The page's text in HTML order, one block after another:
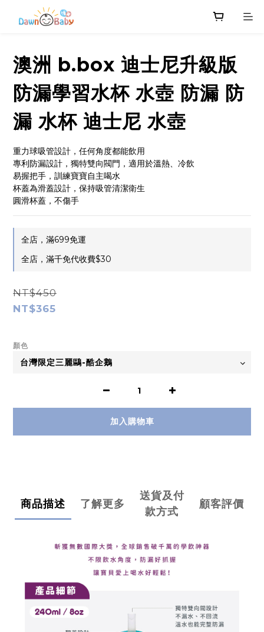
澳洲 b.box 迪士尼升級版
防漏學習水杯 水壺 防漏 防
漏 水杯 迪士尼 水壺
重力球吸管設計，任何角度都能飲用
專利防漏設計，獨特雙向閥門，適用於溫熱、冷飲
易握把手，訓練寶寶自主喝水
杯蓋為滑蓋設計，保持吸管清潔衛生
圓滑杯蓋，不傷手
全店，滿699免運
全店，滿千免代收費$30
NT$450
NT$365
顏色
加入購物車
商品描述 了解更多
送貨及付
款方式
顧客評價